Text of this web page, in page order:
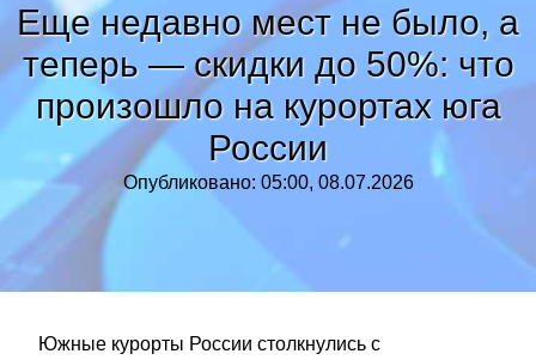
Еще недавно мест не было, а
теперь — скидки до 50%: что
произошло на курортах юга
России
Опубликовано: 05:00, 08.07.2026
Южные курорты России столкнулись с
Тренды новостей»
Рубрики»
Правила »